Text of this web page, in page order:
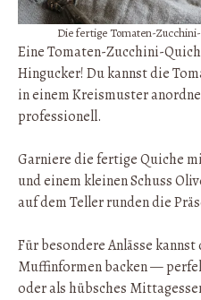
Die fertige Tomaten-
Eine Tomaten-Zucchini-
Hingucker! Du kannst die
in einem Kreismuster
professionell.
Garniere die fertige Quiche
und einem kleinen Schuss
auf dem Teller runden die
Für besondere Anlässe
Muffinformen backen —
oder als hübsches